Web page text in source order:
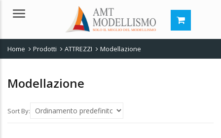
Menu
Home Prodotti ATTREZZI Modellazione
Modellazione
Sort By: